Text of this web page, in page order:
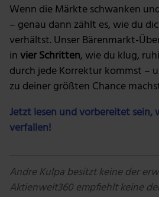
Wenn die Märkte schwanken
– genau dann zählt es, wie du
verhältst. Unser Bärenmarkt-
invier Schritten, wie du klug,
durch jede Korrektur kommst –
zu deiner größten Chance
Jetzt lesen und vorbereitet sein,
verfallen!
Andre Kulpa besitzt keine der
Aktienwelt360 empfiehlt keine